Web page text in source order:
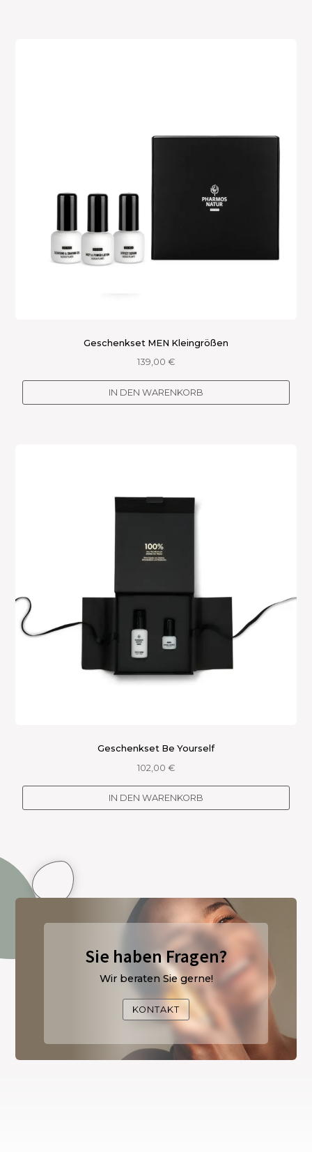
Geschenkset MEN Kleingrößen
139,00 €
IN DEN WARENKORB
Geschenkset Be Yourself
102,00 €
IN DEN WARENKORB
Sie haben Fragen?
Wir beraten Sie gerne!
KONTAKT